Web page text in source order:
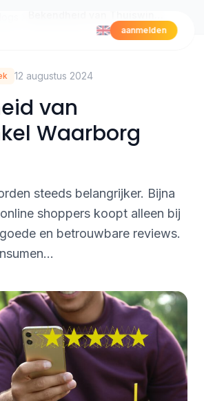
aanmelden
12 augustus 2024
van
Waarborg
steeds belangrijker. Bijna
shoppers koopt alleen bij
en betrouwbare reviews.